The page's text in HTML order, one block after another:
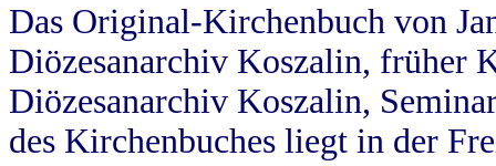
Das Original-Kirchenbuch von
Diözesanarchiv Koszalin, früher
Diözesanarchiv Koszalin,
des Kirchenbuches liegt in der